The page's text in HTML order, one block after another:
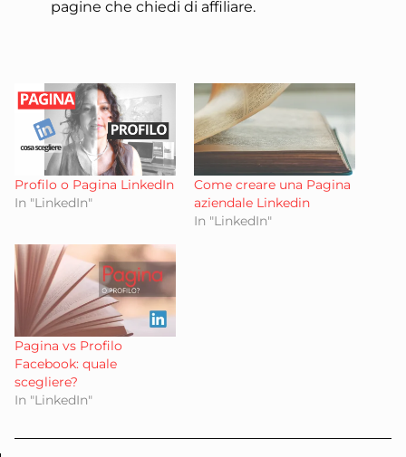
pagine che chiedi di affiliare.
Profilo o Pagina LinkedIn
In "LinkedIn"
Come creare una Pagina
aziendale Linkedin
In "LinkedIn"
Pagina vs Profilo
Facebook: quale
scegliere?
In "LinkedIn"